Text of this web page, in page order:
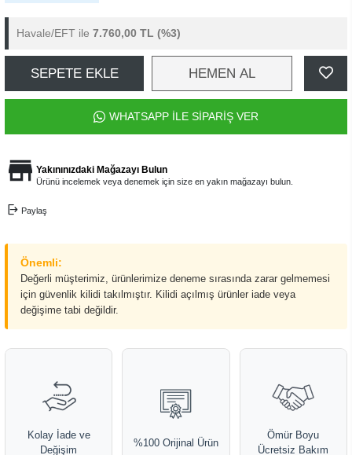
Havale/EFT ile 7.760,00 TL (%3)
SEPETE EKLE HEMEN AL
WHATSAPP İLE SİPARİŞ VER
Yakınınızdaki Mağazayı Bulun
Ürünü incelemek veya denemek için size en yakın mağazayı bulun.
Paylaş
Önemli:
Değerli müşterimiz, ürünlerimize deneme sırasında zarar gelmemesi
için güvenlik kilidi takılmıştır. Kilidi açılmış ürünler iade veya
değişime tabi değildir.
Kolay İade ve
Değişim
%100 Orijinal Ürün
Ömür Boyu
Ücretsiz Bakım